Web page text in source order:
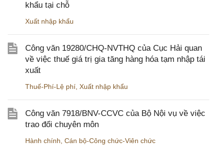
khẩu tại chỗ
Xuất nhập khẩu
Công văn 19280/CHQ-NVTHQ của Cục Hải quan
về việc thuế giá trị gia tăng hàng hóa tạm nhập tái
xuất
Thuế-Phí-Lệ phí Xuất nhập khẩu
Công văn 7918/BNV-CCVC của Bộ Nội vụ về việc
trao đổi chuyên môn
Hành chính Cán bộ-Công chức-Viên chức